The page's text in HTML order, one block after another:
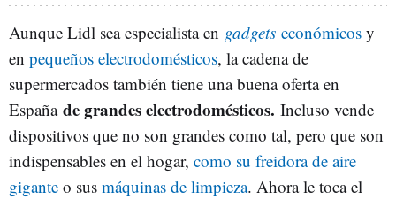
Aunque Lidl sea especialista en gadgets económicos y
en pequeños electrodomésticos, la cadena de
supermercados también tiene una buena oferta en
España de grandes electrodomésticos. Incluso vende
dispositivos que no son grandes como tal, pero que son
indispensables en el hogar, como su freidora de aire
gigante o sus máquinas de limpieza. Ahora le toca el